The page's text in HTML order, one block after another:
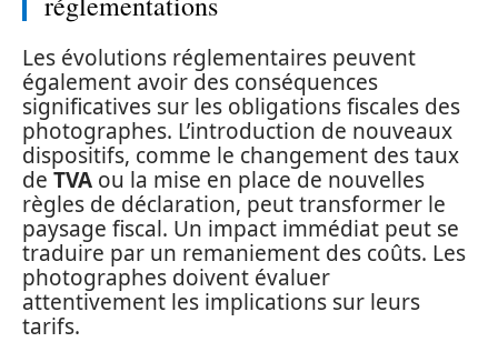
Les évolutions réglementaires peuvent
également avoir des conséquences
significatives sur les obligations fiscales des
photographes. L’introduction de nouveaux
dispositifs, comme le changement des taux
de TVA ou la mise en place de nouvelles
règles de déclaration, peut transformer le
paysage fiscal. Un impact immédiat peut se
traduire par un remaniement des coûts. Les
photographes doivent évaluer
attentivement les implications sur leurs
tarifs.